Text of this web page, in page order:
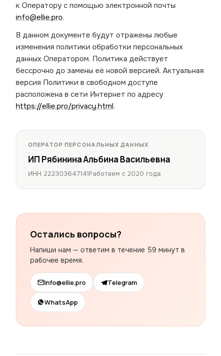
к Оператору с помощью электронной почты
info@ellie.pro.
В данном документе будут отражены любые
изменения политики обработки персональных
данных Оператором. Политика действует
бессрочно до замены её новой версией. Актуальная
версия Политики в свободном доступе
расположена в сети Интернет по адресу
https://ellie.pro/privacy.html.
ОПЕРАТОР ПЕРСОНАЛЬНЫХ ДАННЫХ
ИП Рябинина Альбина Васильевна
ИНН 222303647141Работаем с 2020 года
Остались вопросы?
Напиши нам — ответим в течение 59 минут в
рабочее время.
info@ellie.pro Telegram
WhatsApp